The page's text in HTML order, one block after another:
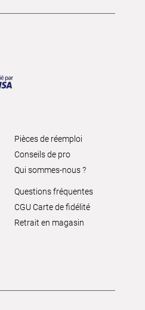
Pièces de réemploi
Conseils de pro
Qui sommes-nous ?
Questions fréquentes
CGU Carte de fidélité
Retrait en magasin